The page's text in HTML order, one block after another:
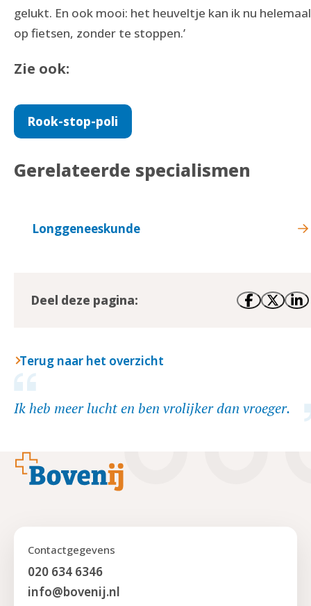
Ik heb meer lucht en ben vrolijker dan vroeger.
gelukt. En ook mooi: het heuveltje kan ik nu helemaal
op fietsen, zonder te stoppen.’
Zie ook:
Rook-stop-poli
Gerelateerde specialismen
Longgeneeskunde
Deel deze pagina:
Terug naar het overzicht
Footer
Contactgegevens
020 634 6346
info@bovenij.nl